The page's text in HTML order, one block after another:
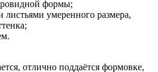
формы;
умеренного размера,
отлично поддаётся формовке,